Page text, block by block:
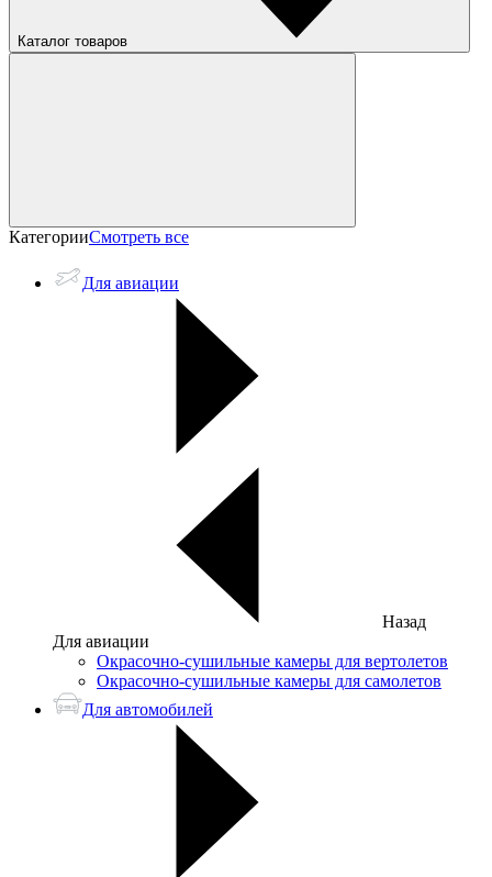
Каталог товаров
КатегорииСмотреть все
Для авиации
Назад
Для авиации
Окрасочно-сушильные камеры для вертолетов
Окрасочно-сушильные камеры для самолетов
Для автомобилей